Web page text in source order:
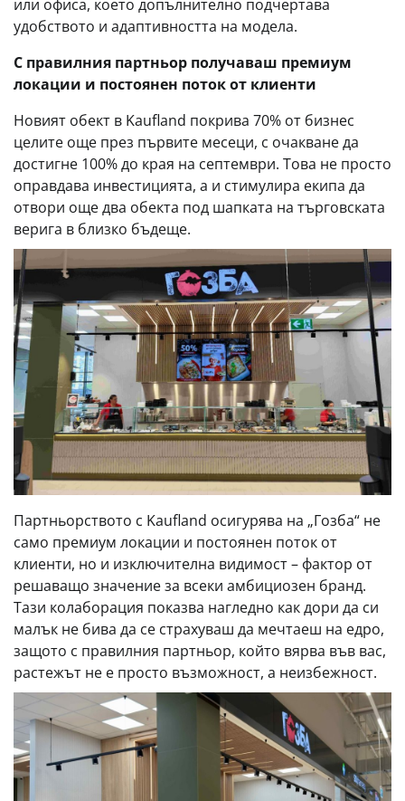
или офиса, което допълнително подчертава
удобството и адаптивността на модела.
С правилния партньор получаваш премиум
локации и постоянен поток от клиенти
Новият обект в Kaufland покрива 70% от бизнес
целите още през първите месеци, с очакване да
достигне 100% до края на септември. Това не просто
оправдава инвестицията, а и стимулира екипа да
отвори още два обекта под шапката на търговската
верига в близко бъдеще.
Партньорството с Kaufland осигурява на „Гозба“ не
само премиум локации и постоянен поток от
клиенти, но и изключителна видимост – фактор от
решаващо значение за всеки амбициозен бранд.
Тази колаборация показва нагледно как дори да си
малък не бива да се страхуваш да мечтаеш на едро,
защото с правилния партньор, който вярва във вас,
растежът не е просто възможност, а неизбежност.